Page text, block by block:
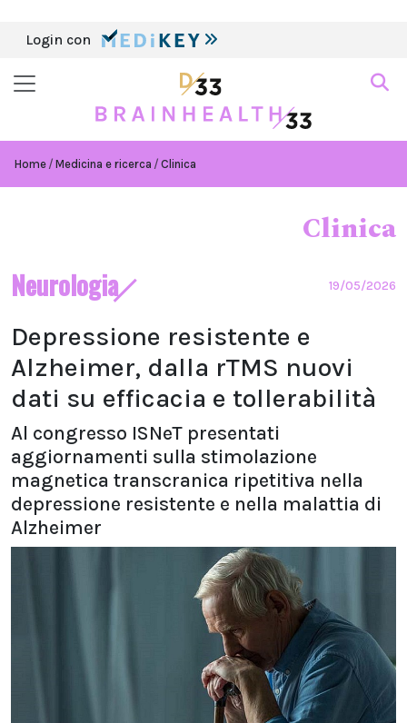
Login con
Home Medicina e ricerca Clinica
Clinica
Neurologia 19/05/2026
Depressione resistente e
Alzheimer, dalla rTMS nuovi
dati su efficacia e tollerabilità
Al congresso ISNeT presentati
aggiornamenti sulla stimolazione
magnetica transcranica ripetitiva nella
depressione resistente e nella malattia di
Alzheimer